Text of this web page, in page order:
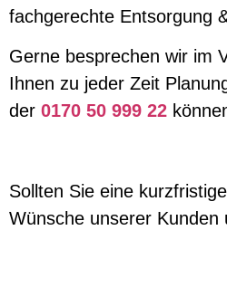
fachgerechte Entsorgung
Gerne besprechen wir im
Ihnen zu jeder Zeit
der 0170 50 999 22
Sollten Sie eine
Wünsche unserer Kunden